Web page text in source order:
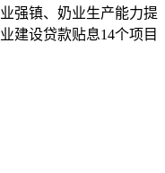
强镇、奶业生产能力提
建设贷款贴息14个项目